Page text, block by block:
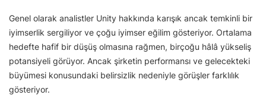
Genel olarak analistler Unity hakkında karışık ancak temkinli bir
iyimserlik sergiliyor ve çoğu iyimser eğilim gösteriyor. Ortalama
hedefte hafif bir düşüş olmasına rağmen, birçoğu hâlâ yükseliş
potansiyeli görüyor. Ancak şirketin performansı ve gelecekteki
büyümesi konusundaki belirsizlik nedeniyle görüşler farklılık
gösteriyor.